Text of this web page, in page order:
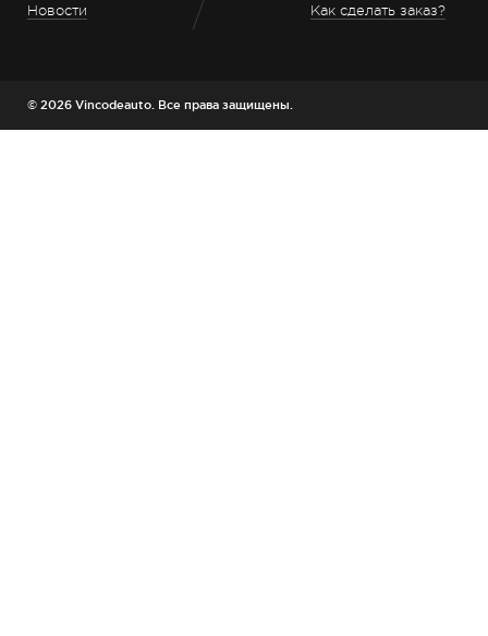
Новости
Как сделать заказ?
© 2026 Vincodeauto. Все права защищены.